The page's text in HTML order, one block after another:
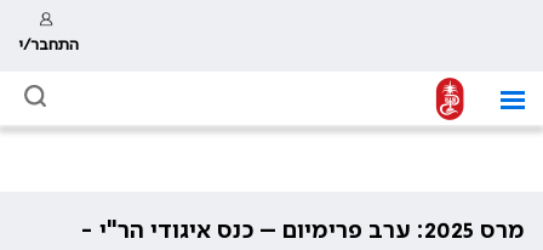
התחבר/י
מרס 2025: ערב פרימיום – כנס איגודי הר"י -